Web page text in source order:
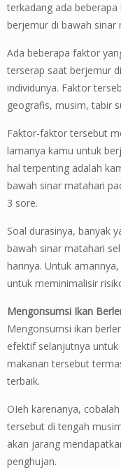
terkadang ada
berjemur di bawah sinar
Ada beberapa faktor
terserap saat berjemur
individunya. Faktor
geografis, musim, tabir
Faktor-faktor tersebut
lamanya kamu untuk
hal terpenting adalah
bawah sinar matahari
3 sore.
Soal durasinya, banyak
bawah sinar matahari
harinya. Untuk
untuk meminimalisir
Mengonsumsi Ikan
Mengonsumsi ikan
efektif selanjutnya
makanan tersebut
terbaik.
OIeh karenanya,
tersebut di tengah
akan jarang
penghujan.